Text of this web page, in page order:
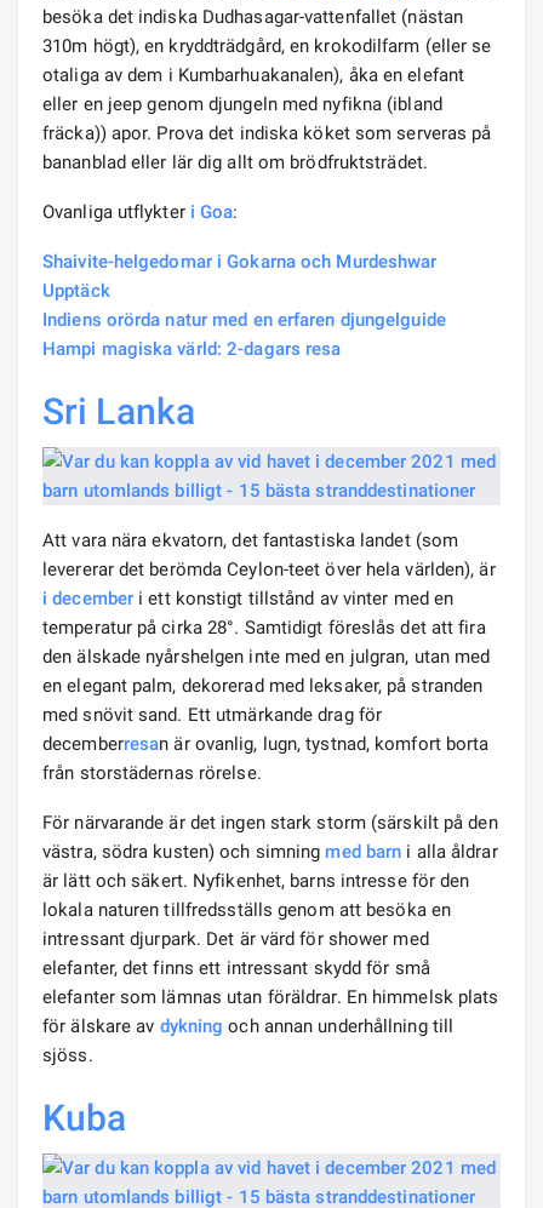
besöka det indiska Dudhasagar-vattenfallet (nästan
310m högt), en kryddträdgård, en krokodilfarm (eller se
otaliga av dem i Kumbarhuakanalen), åka en elefant
eller en jeep genom djungeln med nyfikna (ibland
fräcka)) apor. Prova det indiska köket som serveras på
bananblad eller lär dig allt om brödfruktsträdet.
Ovanliga utflykter i Goa:
Shaivite-helgedomar i Gokarna och Murdeshwar
Upptäck
Indiens orörda natur med en erfaren djungelguide
Hampi magiska värld: 2-dagars resa
Sri Lanka
Att vara nära ekvatorn, det fantastiska landet (som
levererar det berömda Ceylon-teet över hela världen), är
i december i ett konstigt tillstånd av vinter med en
temperatur på cirka 28°. Samtidigt föreslås det att fira
den älskade nyårshelgen inte med en julgran, utan med
en elegant palm, dekorerad med leksaker, på stranden
med snövit sand. Ett utmärkande drag för
decemberresan är ovanlig, lugn, tystnad, komfort borta
från storstädernas rörelse.
För närvarande är det ingen stark storm (särskilt på den
västra, södra kusten) och simning med barn i alla åldrar
är lätt och säkert. Nyfikenhet, barns intresse för den
lokala naturen tillfredsställs genom att besöka en
intressant djurpark. Det är värd för shower med
elefanter, det finns ett intressant skydd för små
elefanter som lämnas utan föräldrar. En himmelsk plats
för älskare av dykning och annan underhållning till
sjöss.
Kuba